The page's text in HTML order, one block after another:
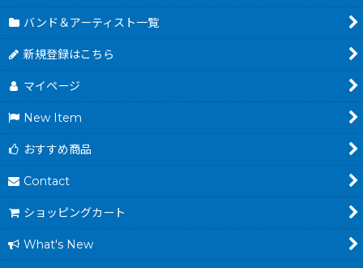
バンド＆アーティスト一覧
新規登録はこちら
マイページ
New Item
おすすめ商品
Contact
ショッピングカート
What's New